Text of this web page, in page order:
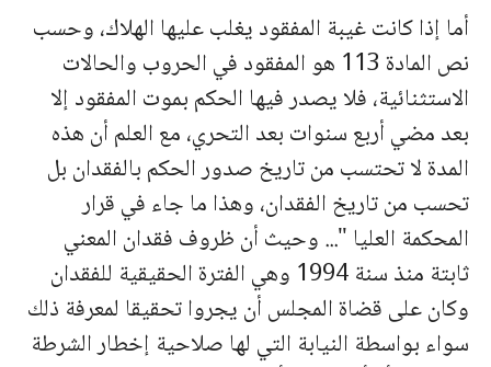
أما إذا كانت غيبة المفقود يغلب عليها الهلاك، وحسب
نص المادة 113 هو المفقود في الحروب والحالات
الاستثنائية، فلا يصدر فيها الحكم بموت المفقود إلا
بعد مضي أربع سنوات بعد التحري، مع العلم أن هذه
المدة لا تحتسب من تاريخ صدور الحكم بالفقدان بل
تحسب من تاريخ الفقدان، وهذا ما جاء في قرار
المحكمة العليا "... وحيث أن ظروف فقدان المعني
ثابتة منذ سنة 1994 وهي الفترة الحقيقية للفقدان
وكان على قضاة المجلس أن يجروا تحقيقا لمعرفة ذلك
سواء بواسطة النيابة التي لها صلاحية إخطار الشرطة